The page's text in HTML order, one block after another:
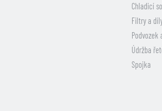
Chladicí
Filtry a
Podvozek
Údržba
Spojka